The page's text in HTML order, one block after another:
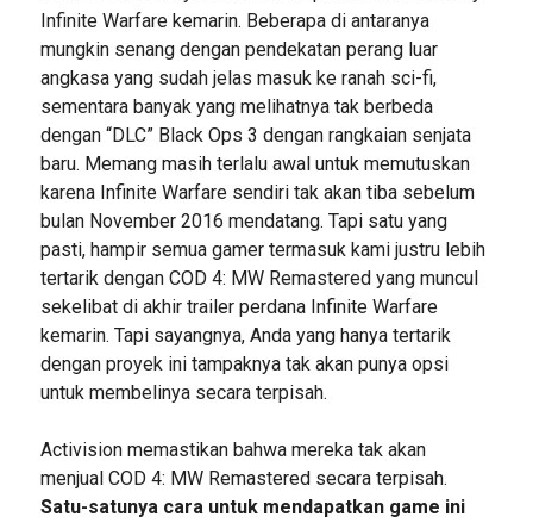
Infinite Warfare kemarin. Beberapa di antaranya
mungkin senang dengan pendekatan perang luar
angkasa yang sudah jelas masuk ke ranah sci-fi,
sementara banyak yang melihatnya tak berbeda
dengan “DLC” Black Ops 3 dengan rangkaian senjata
baru. Memang masih terlalu awal untuk memutuskan
karena Infinite Warfare sendiri tak akan tiba sebelum
bulan November 2016 mendatang. Tapi satu yang
pasti, hampir semua gamer termasuk kami justru lebih
tertarik dengan COD 4: MW Remastered yang muncul
sekelibat di akhir trailer perdana Infinite Warfare
kemarin. Tapi sayangnya, Anda yang hanya tertarik
dengan proyek ini tampaknya tak akan punya opsi
untuk membelinya secara terpisah.
Activision memastikan bahwa mereka tak akan
menjual COD 4: MW Remastered secara terpisah.
Satu-satunya cara untuk mendapatkan game ini